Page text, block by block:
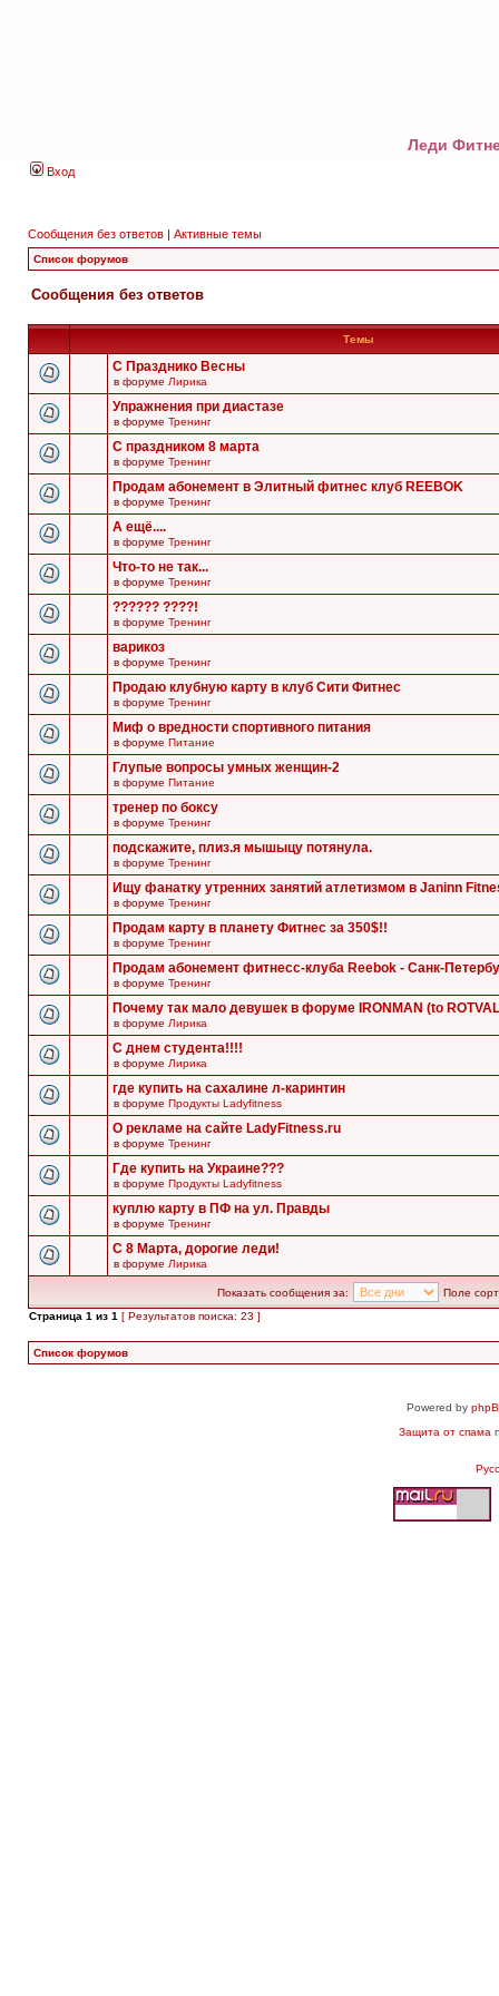
Леди
Вход
Сообщения без ответов | Активные темы
Список форумов
Сообщения без ответов
Темы
С Празднико Весны
в форуме Лирика
Упражнения при диастазе
в форуме Тренинг
С праздником 8 марта
в форуме Тренинг
Продам абонемент в Элитный фитнес клуб REEBOK
в форуме Тренинг
А ещё....
в форуме Тренинг
Что-то не так...
в форуме Тренинг
?????? ????!
в форуме Тренинг
варикоз
в форуме Тренинг
Продаю клубную карту в клуб Сити Фитнес
в форуме Тренинг
Миф о вредности спортивного питания
в форуме Питание
Глупые вопросы умных женщин-2
в форуме Питание
тренер по боксу
в форуме Тренинг
подскажите, плиз.я мышыцу потянула.
в форуме Тренинг
Ищу фанатку утренних занятий атлетизмом в Janinn
в форуме Тренинг
Продам карту в планету Фитнес за 350$!!
в форуме Тренинг
Продам абонемент фитнесс-клуба Reebok - Санк-
в форуме Тренинг
Почему так мало девушек в форуме IRONMAN (to
в форуме Лирика
С днем студента!!!!
в форуме Лирика
где купить на сахалине л-каринтин
в форуме Продукты Ladyfitness
О рекламе на сайте LadyFitness.ru
в форуме Тренинг
Где купить на Украине???
в форуме Продукты Ladyfitness
куплю карту в ПФ на ул. Правды
в форуме Тренинг
С 8 Марта, дорогие леди!
в форуме Лирика
Показать сообщения за:
Поле
Страница 1 из 1 [ Результатов поиска: 23 ]
Список форумов
Powered by
Защита от спама